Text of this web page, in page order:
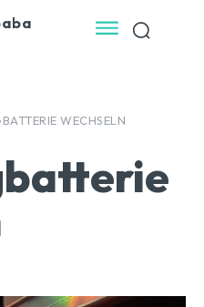
WECHSELN